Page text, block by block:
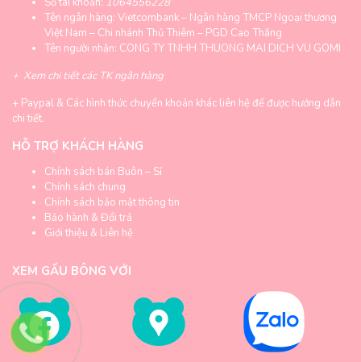
Tên ngân hàng: Vietcombank – Ngân hàng TMCP Ngoại thương
Việt Nam – Chi nhánh Thủ Thiêm – PGD Cao Thắng
Tên người nhận: CONG TY TNHH THUONG MAI DICH VU GOMI
+ Xem chi tiết các TK ngân hàng
+ Paypal & Các hình thức chuyển khoản khác liên hệ để được hướng dẫn
chi tiết.
HỖ TRỢ KHÁCH HÀNG
Chính sách bán Buôn – Sỉ
Chính sách chung
Chính sách bảo mật thông tin
Bảo hành & Đổi trả
Giới thiệu & Liên hệ
XEM GẤU BÔNG VỚI